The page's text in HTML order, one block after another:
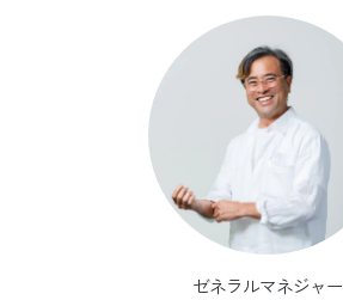
ゼネラルマネジャー